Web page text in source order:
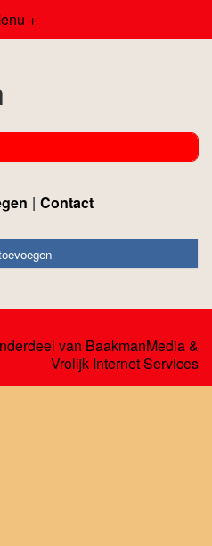
+
Contact
van BaakmanMedia&
Vrolijk Internet Services